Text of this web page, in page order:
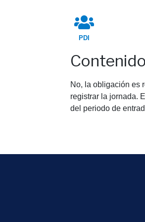
PDI
Contenido
No, la obligación es
registrar la jornada.
del periodo de